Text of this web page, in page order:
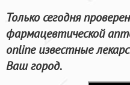
Только сегодня
фармацевтической
online известные
Ваш город.